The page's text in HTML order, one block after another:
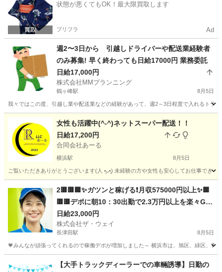
状態が悪くてもOK！最大限買取します
プリフラ Ad
週2〜3日から 引越しドライバーや配送業経験者
のみ募集! 早く終わっても日給17000円 業務委託
日給17,000円
株式会社MMプランニング
鶴ヶ峰駅 8月5日
我々ではこの度、引越し業や配送業などの経験があって、週2～3日程度で入れるトラ
神奈川 横浜市 鶴ヶ峰駅 配送業
女性も活躍中(^-^)ネットスーパー配送！！
日給17,200円
合同会社あーる
横浜駅 8月5日
ご覧いただきありがとうございます(⁠人⁠ ⁠•͈⁠ᴗ⁠•͈⁠) 未経験の方や女性も安心してお仕事でき
横浜駅 ネットスーパー
2🟥🟥🟩✨ガツンと稼げる❗️月収575000円以上✨🟩
🟥🟥デポに朝10：30出勤で2.3万円以上を楽々GE
T❗️お寝坊さん大集合🎵軽貨物ドライバー🌸🌸
日給23,000円
株式会社ザ・ウェイ
長津田駅 8月5日
💗みんなが頑張ってくれるので稼働デポが増加しました～ 横浜市は、旭区、緑区、
長津田駅 ドライバー ネットスーパー
【大手トラックディーラーでの車輛誘導】日勤の